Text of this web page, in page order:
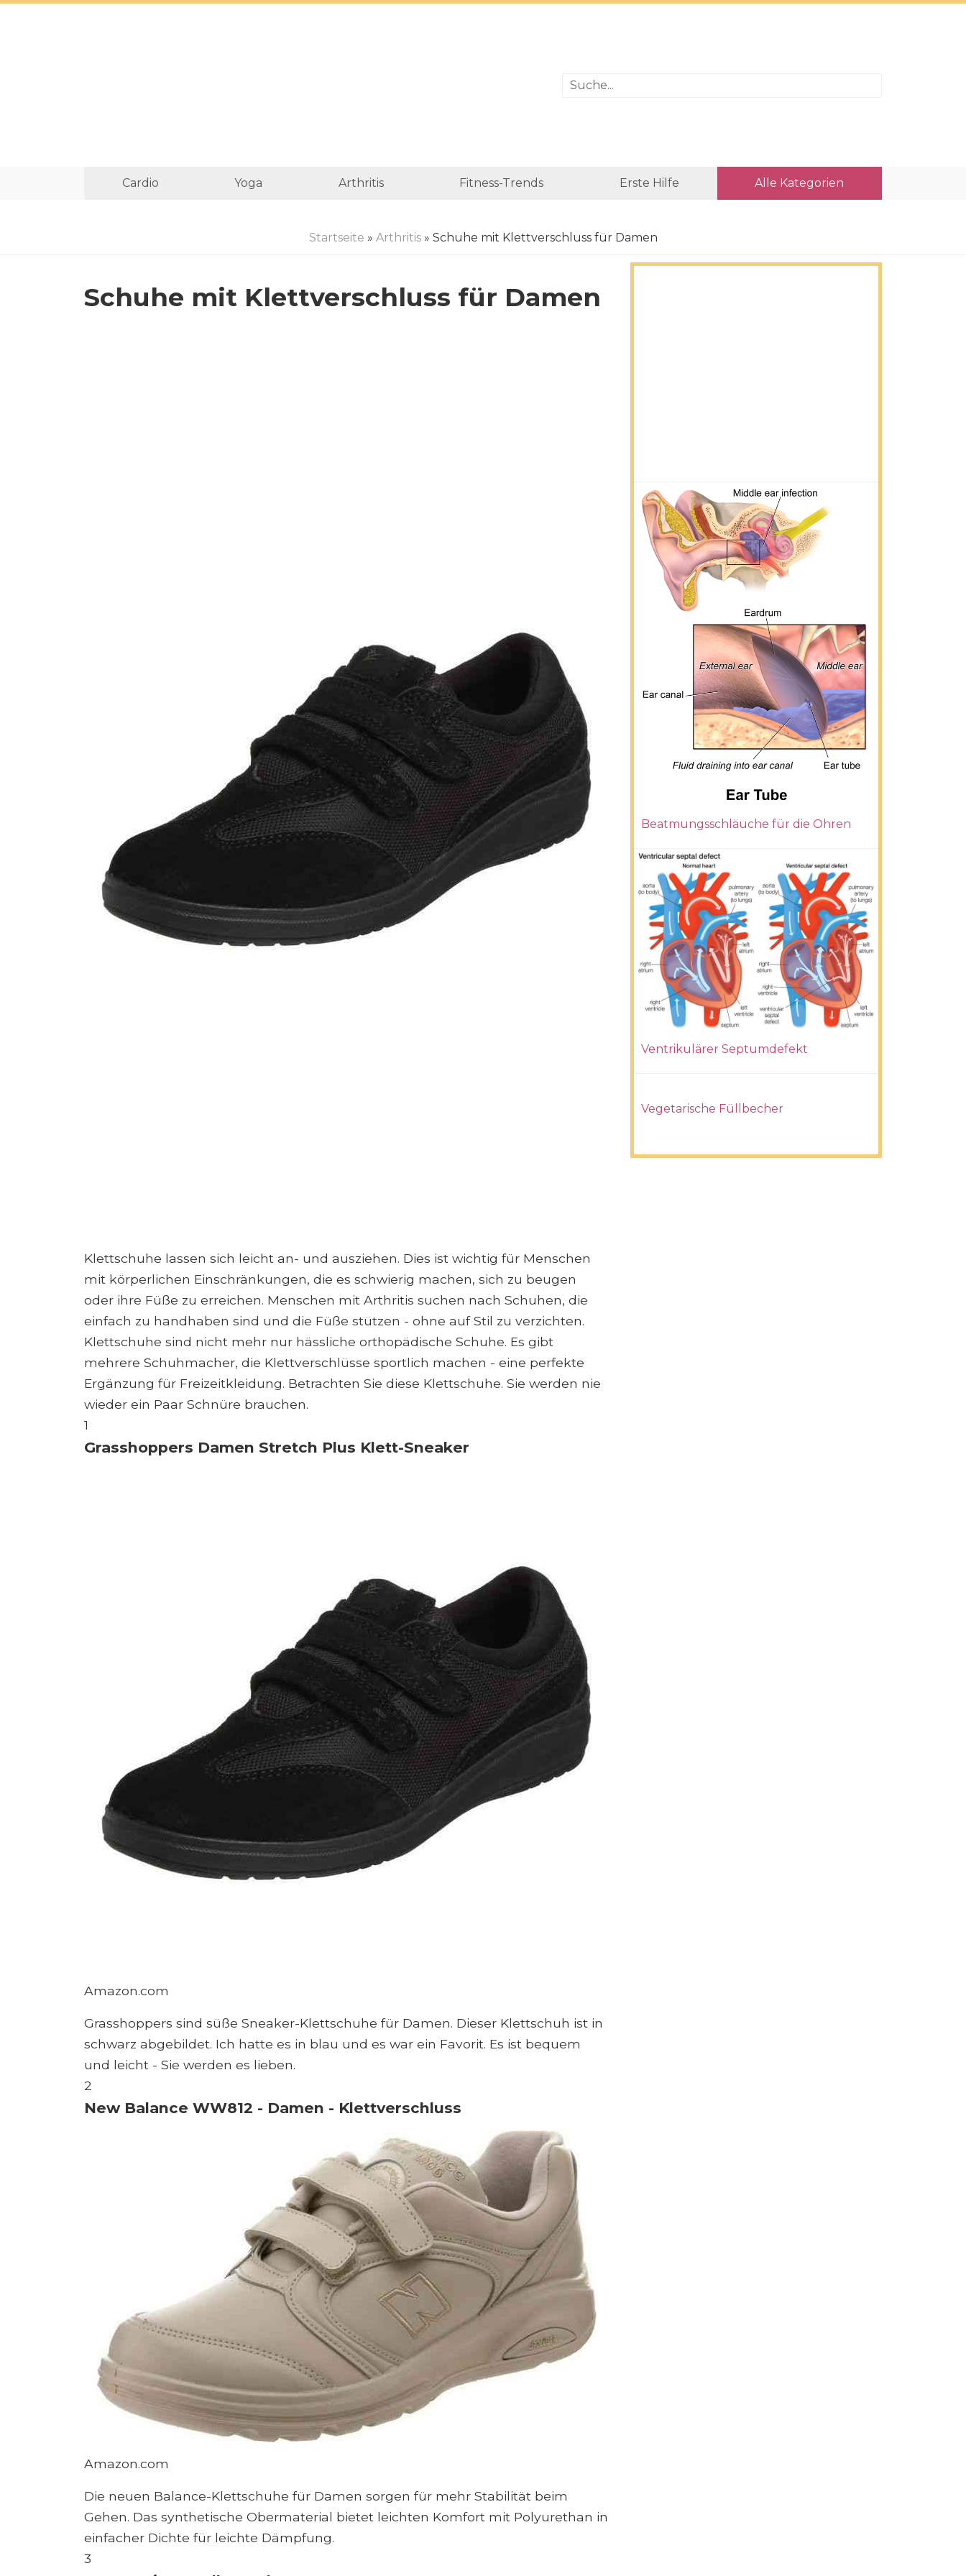
Cardio Yoga Arthritis Fitness-Trends Erste Hilfe Alle Kategorien
Startseite » Arthritis» Schuhe mit Klettverschluss für Damen
Schuhe mit Klettverschluss für Damen
Klettschuhe lassen sich leicht an- und ausziehen. Dies ist wichtig für Menschen
mit körperlichen Einschränkungen, die es schwierig machen, sich zu beugen
oder ihre Füße zu erreichen. Menschen mit Arthritis suchen nach Schuhen, die
einfach zu handhaben sind und die Füße stützen - ohne auf Stil zu verzichten.
Klettschuhe sind nicht mehr nur hässliche orthopädische Schuhe. Es gibt
mehrere Schuhmacher, die Klettverschlüsse sportlich machen - eine perfekte
Ergänzung für Freizeitkleidung. Betrachten Sie diese Klettschuhe. Sie werden nie
wieder ein Paar Schnüre brauchen.
1
Grasshoppers Damen Stretch Plus Klett-Sneaker
Amazon.com
Grasshoppers sind süße Sneaker-Klettschuhe für Damen. Dieser Klettschuh ist in
schwarz abgebildet. Ich hatte es in blau und es war ein Favorit. Es ist bequem
und leicht - Sie werden es lieben.
2
New Balance WW812 - Damen - Klettverschluss
Amazon.com
Die neuen Balance-Klettschuhe für Damen sorgen für mehr Stabilität beim
Gehen. Das synthetische Obermaterial bietet leichten Komfort mit Polyurethan in
einfacher Dichte für leichte Dämpfung.
3
Beatmungsschläuche für die Ohren
Ventrikulärer Septumdefekt
Vegetarische Füllbecher